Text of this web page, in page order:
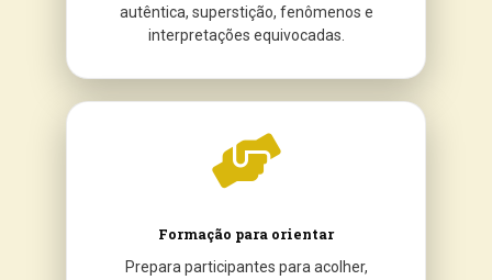
autêntica, superstição, fenômenos e
interpretações equivocadas.
Formação para orientar
Prepara participantes para acolher,